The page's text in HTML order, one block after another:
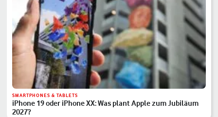
SMARTPHONES & TABLETS
iPhone 19 oder iPhone XX: Was plant Apple zum Jubiläum
2027?